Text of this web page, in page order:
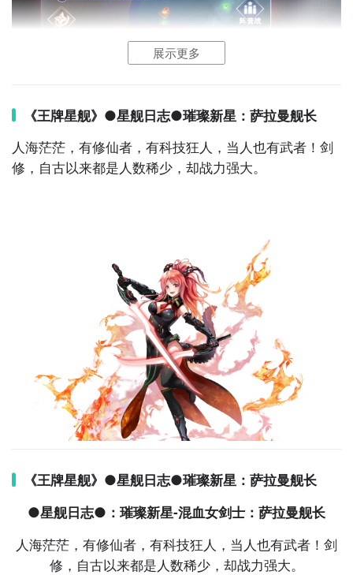
展示更多
《王牌星舰》●星舰日志●璀璨新星：萨拉曼舰长
人海茫茫，有修仙者，有科技狂人，当人也有武者！剑
修，自古以来都是人数稀少，却战力强大。
流着多林与克里曼的两种血液，她崇敬强者，但在以武
《王牌星舰》●星舰日志●璀璨新星：萨拉曼舰长
●星舰日志●：璀璨新星-混血女剑士：萨拉曼舰长
人海茫茫，有修仙者，有科技狂人，当人也有武者！剑
修，自古以来都是人数稀少，却战力强大。